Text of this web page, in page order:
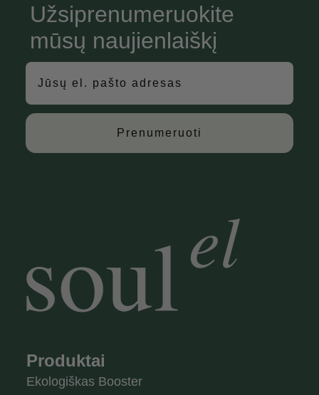
Užsiprenumeruokite
mūsų naujienlaiškį
Prenumeruoti
Produktai
Ekologiškas Booster